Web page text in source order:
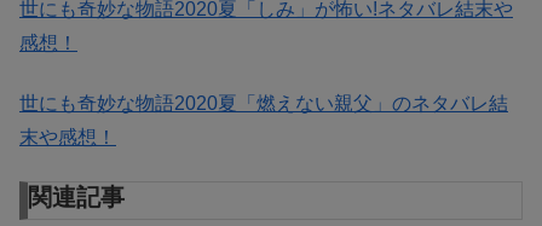
世にも奇妙な物語2020夏「しみ」が怖い!ネタバレ結末や
感想！
世にも奇妙な物語2020夏「燃えない親父」のネタバレ結
末や感想！
関連記事